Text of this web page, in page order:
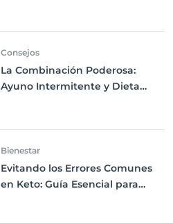
Consejos
La Combinación Poderosa:
Ayuno Intermitente y Dieta
Bienestar
Evitando los Errores Comunes
en Keto: Guía Esencial para